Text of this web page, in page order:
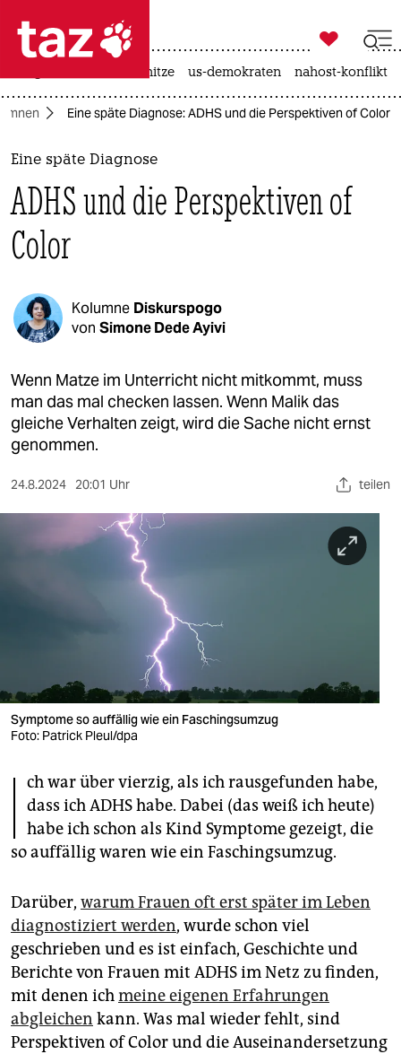
 taz zahl ich
taz zahl ich
themen
politik
öko
kultur
berlin
nord
wahrheit
verlag
unterstützen
abo
genossenschaft
epaper login

taz zahl ich
hitze us-demokraten nahost-konflikt
Eine späte Diagnose: ADHS und die Perspektiven of Color
Eine späte Diagnose
ADHS und die Perspektiven of
Color
Kolumne Diskurspogo
von Simone Dede Ayivi
Wenn Matze im Unterricht nicht mitkommt, muss
man das mal checken lassen. Wenn Malik das
gleiche Verhalten zeigt, wird die Sache nicht ernst
genommen.
24.8.2024 20:01 Uhr teilen
Symptome so auffällig wie ein Faschingsumzug
Foto: Patrick Pleul/dpa
I ch war über vierzig, als ich rausgefunden habe,
dass ich ADHS habe. Dabei (das weiß ich heute)
habe ich schon als Kind Symptome gezeigt, die
so auffällig waren wie ein Faschingsumzug.
Darüber, warum Frauen oft erst später im Leben
diagnostiziert werden, wurde schon viel
geschrieben und es ist einfach, Geschichte und
Berichte von Frauen mit ADHS im Netz zu finden,
mit denen ichmeine eigenen Erfahrungen
abgleichen kann. Was mal wieder fehlt, sind
Perspektiven of Color und die Auseinandersetzung